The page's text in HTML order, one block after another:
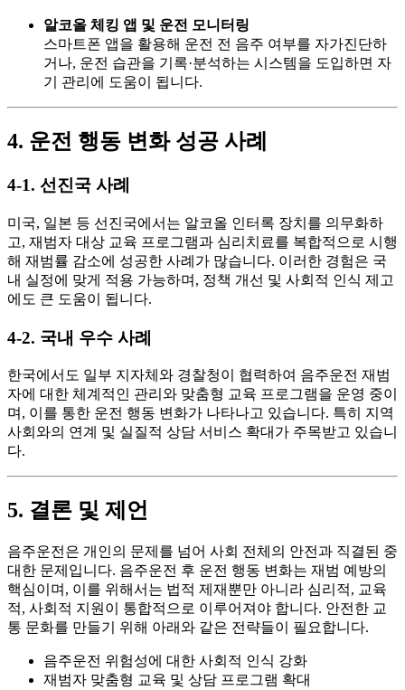
알코올 체킹 앱 및 운전 모니터링
스마트폰 앱을 활용해 운전 전 음주 여부를 자가진단하
거나, 운전 습관을 기록·분석하는 시스템을 도입하면 자
기 관리에 도움이 됩니다.
4. 운전 행동 변화 성공 사례
4-1. 선진국 사례
미국, 일본 등 선진국에서는 알코올 인터록 장치를 의무화하
고, 재범자 대상 교육 프로그램과 심리치료를 복합적으로 시행
해 재범률 감소에 성공한 사례가 많습니다. 이러한 경험은 국
내 실정에 맞게 적용 가능하며, 정책 개선 및 사회적 인식 제고
에도 큰 도움이 됩니다.
4-2. 국내 우수 사례
한국에서도 일부 지자체와 경찰청이 협력하여 음주운전 재범
자에 대한 체계적인 관리와 맞춤형 교육 프로그램을 운영 중이
며, 이를 통한 운전 행동 변화가 나타나고 있습니다. 특히 지역
사회와의 연계 및 실질적 상담 서비스 확대가 주목받고 있습니
다.
5. 결론 및 제언
음주운전은 개인의 문제를 넘어 사회 전체의 안전과 직결된 중
대한 문제입니다. 음주운전 후 운전 행동 변화는 재범 예방의
핵심이며, 이를 위해서는 법적 제재뿐만 아니라 심리적, 교육
적, 사회적 지원이 통합적으로 이루어져야 합니다. 안전한 교
통 문화를 만들기 위해 아래와 같은 전략들이 필요합니다.
음주운전 위험성에 대한 사회적 인식 강화
재범자 맞춤형 교육 및 상담 프로그램 확대